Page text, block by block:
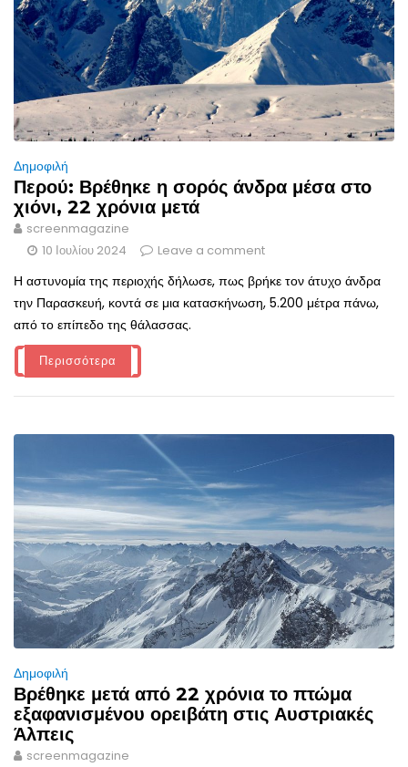
Δημοφιλή
Περού: Βρέθηκε η σορός άνδρα μέσα στο
χιόνι, 22 χρόνια μετά
screenmagazine
10 Ιουλίου 2024
Leave a comment
Η αστυνομία της περιοχής δήλωσε, πως βρήκε τον άτυχο άνδρα
την Παρασκευή, κοντά σε μια κατασκήνωση, 5.200 μέτρα πάνω,
από το επίπεδο της θάλασσας.
Περισσότερα
Δημοφιλή
Βρέθηκε μετά από 22 χρόνια το πτώμα
εξαφανισμένου ορειβάτη στις Αυστριακές
Άλπεις
screenmagazine